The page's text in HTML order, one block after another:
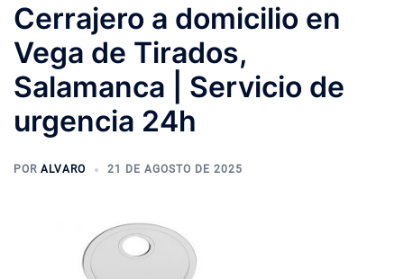
Cerrajero a domicilio en
Vega de Tirados,
Salamanca | Servicio de
urgencia 24h
POR ALVARO 21 DE AGOSTO DE 2025